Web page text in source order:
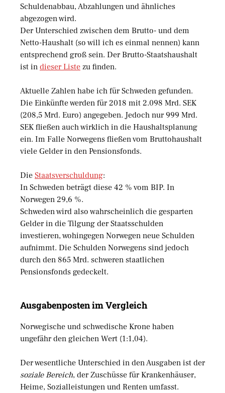
Schuldenabbau, Abzahlungen und ähnliches
abgezogen wird.
Der Unterschied zwischen dem Brutto- und dem
Netto-Haushalt (so will ich es einmal nennen) kann
entsprechend groß sein. Der Brutto-Staatshaushalt
ist in dieser Liste zu finden.
Aktuelle Zahlen habe ich für Schweden gefunden.
Die Einkünfte werden für 2018 mit 2.098 Mrd. SEK
(208,5 Mrd. Euro) angegeben. Jedoch nur 999 Mrd.
SEK fließen auch wirklich in die Haushaltsplanung
ein. Im Falle Norwegens fließen vom Bruttohaushalt
viele Gelder in den Pensionsfonds.
Die Staatsverschuldung:
In Schweden beträgt diese 42 % vom BIP. In
Norwegen 29,6 %.
Schweden wird also wahrscheinlich die gesparten
Gelder in die Tilgung der Staatsschulden
investieren, wohingegen Norwegen neue Schulden
aufnimmt. Die Schulden Norwegens sind jedoch
durch den 865 Mrd. schweren staatlichen
Pensionsfonds gedeckelt.
Ausgabenposten im Vergleich
Norwegische und schwedische Krone haben
ungefähr den gleichen Wert (1:1,04).
Der wesentliche Unterschied in den Ausgaben ist der
soziale Bereich, der Zuschüsse für Krankenhäuser,
Heime, Sozialleistungen und Renten umfasst.